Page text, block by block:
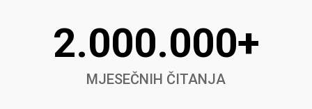
2.000.000+
MJESEČNIH ČITANJA